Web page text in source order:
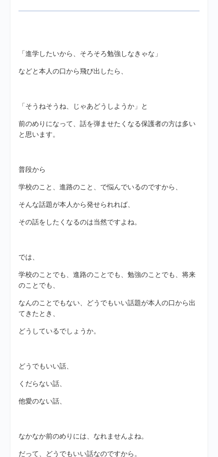
「進学したいから、そろそろ勉強しなきゃな」
などと本人の口から飛び出したら、
「そうねそうね、じゃあどうしようか」と
前のめりになって、話を弾ませたくなる保護者の方は多い
と思います。
普段から
学校のこと、進路のこと、で悩んでいるのですから、
そんな話題が本人から発せられれば、
その話をしたくなるのは当然ですよね。
では、
学校のことでも、進路のことでも、勉強のことでも、将来
のことでも、
なんのことでもない、どうでもいい話題が本人の口から出
てきたとき、
どうしているでしょうか。
どうでもいい話、
くだらない話、
他愛のない話、
なかなか前のめりには、なれませんよね。
だって、どうでもいい話なのですから。